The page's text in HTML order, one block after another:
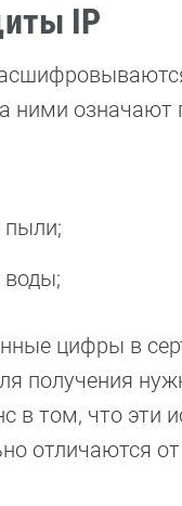
IP
ними означают
пыли;
цифры в
получения
том, что эти
отличаются